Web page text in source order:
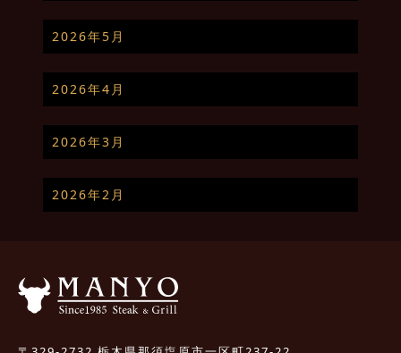
2026年5月
2026年4月
2026年3月
2026年2月